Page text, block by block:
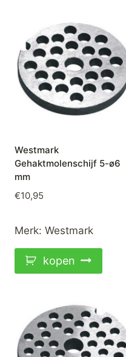
Westmark
Gehaktmolenschijf 5-ø6
mm
€10,95
Merk: Westmark
kopen